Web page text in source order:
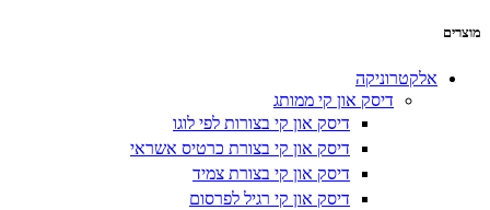
מוצרים
אלקטרוניקה
דיסק און קי ממותג
דיסק און קי בצורות לפי לוגו
דיסק און קי בצורת כרטיס אשראי
דיסק און קי בצורת צמיד
דיסק און קי רגיל לפרסום